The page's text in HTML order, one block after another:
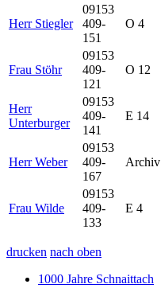
Herr Stiegler
09153
409-
151
O 4
Frau Stöhr
09153
409-
121
O 12
Herr
Unterburger
09153
409-
141
E 14
Herr Weber
09153
409-
167
Archiv
Frau Wilde
09153
409-
133
E 4
drucken nach oben
1000 Jahre Schnaittach